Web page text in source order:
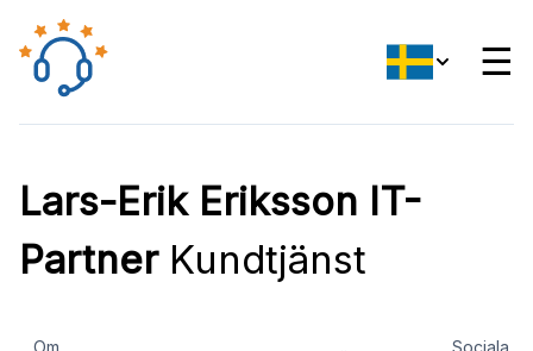
☰
Lars-Erik Eriksson IT-
PartnerKundtjänst
Om
Sociala